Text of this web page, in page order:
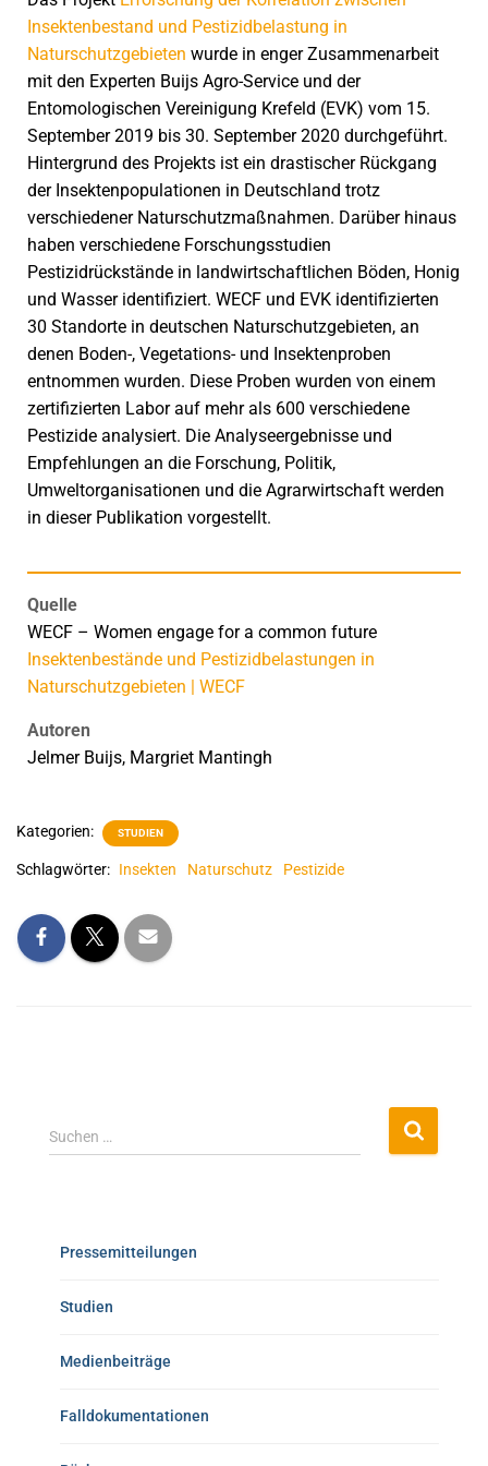
Insektenbestand und Pestizidbelastung in
Naturschutzgebieten wurde in enger Zusammenarbeit
mit den Experten Buijs Agro-Service und der
Entomologischen Vereinigung Krefeld (EVK) vom 15.
September 2019 bis 30. September 2020 durchgeführt.
Hintergrund des Projekts ist ein drastischer Rückgang
der Insektenpopulationen in Deutschland trotz
verschiedener Naturschutzmaßnahmen. Darüber hinaus
haben verschiedene Forschungsstudien
Pestizidrückstände in landwirtschaftlichen Böden, Honig
und Wasser identifiziert. WECF und EVK identifizierten
30 Standorte in deutschen Naturschutzgebieten, an
denen Boden-, Vegetations- und Insektenproben
entnommen wurden. Diese Proben wurden von einem
zertifizierten Labor auf mehr als 600 verschiedene
Pestizide analysiert. Die Analyseergebnisse und
Empfehlungen an die Forschung, Politik,
Umweltorganisationen und die Agrarwirtschaft werden
in dieser Publikation vorgestellt.
Quelle
WECF – Women engage for a common future
Insektenbestände und Pestizidbelastungen in
Naturschutzgebieten | WECF
Autoren
Jelmer Buijs, Margriet Mantingh
Kategorien: STUDIEN
Schlagwörter: Insekten Naturschutz Pestizide
Suchen …
Pressemitteilungen
Studien
Medienbeiträge
Falldokumentationen